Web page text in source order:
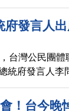
分化。
府發言人
台灣公民團
統府發言人李
高，許多港
透、分化。
！台今晚